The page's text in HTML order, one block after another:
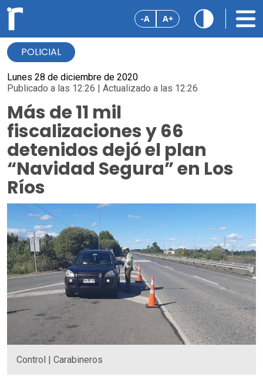
-A A+
POLICIAL
Lunes 28 de diciembre de 2020
Publicado a las 12:26 | Actualizado a las 12:26
Más de 11 mil
fiscalizaciones y 66
detenidos dejó el plan
“Navidad Segura” en Los
Ríos
Control | Carabineros